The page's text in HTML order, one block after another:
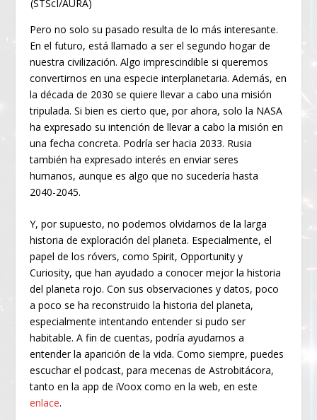
(STScI/AURA)
Pero no solo su pasado resulta de lo más interesante.
En el futuro, está llamado a ser el segundo hogar de
nuestra civilización. Algo imprescindible si queremos
convertirnos en una especie interplanetaria. Además, en
la década de 2030 se quiere llevar a cabo una misión
tripulada. Si bien es cierto que, por ahora, solo la NASA
ha expresado su intención de llevar a cabo la misión en
una fecha concreta. Podría ser hacia 2033. Rusia
también ha expresado interés en enviar seres
humanos, aunque es algo que no sucedería hasta
2040-2045.
Y, por supuesto, no podemos olvidarnos de la larga
historia de exploración del planeta. Especialmente, el
papel de los róvers, como Spirit, Opportunity y
Curiosity, que han ayudado a conocer mejor la historia
del planeta rojo. Con sus observaciones y datos, poco
a poco se ha reconstruido la historia del planeta,
especialmente intentando entender si pudo ser
habitable. A fin de cuentas, podría ayudarnos a
entender la aparición de la vida. Como siempre, puedes
escuchar el podcast, para mecenas de Astrobitácora,
tanto en la app de iVoox como en la web, en este
enlace.